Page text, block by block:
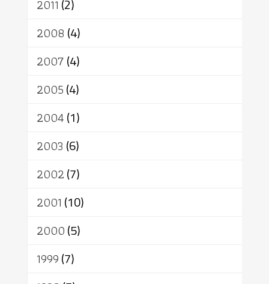
2011 (2)
2008 (4)
2007(4)
2005(4)
2004(1)
2003 (6)
2002(7)
2001 (10)
2000(5)
1999(7)